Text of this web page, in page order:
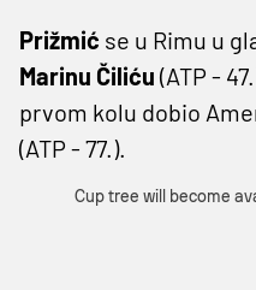
Prižmić se u Rimu u
Marinu Čiliću (ATP -
prvom kolu dobio
(ATP - 77.).